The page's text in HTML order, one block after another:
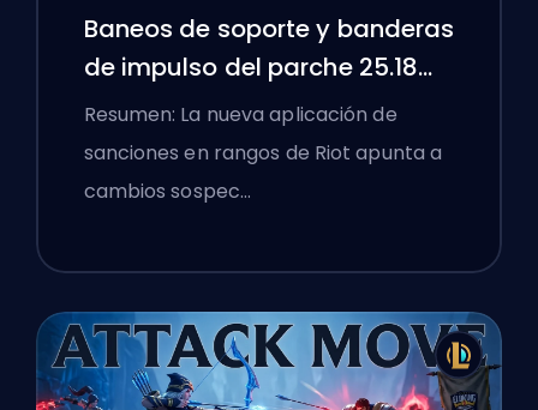
Baneos de soporte y banderas
de impulso del parche 25.18
de League of Legends
Resumen: La nueva aplicación de
sanciones en rangos de Riot apunta a
cambios sospec…